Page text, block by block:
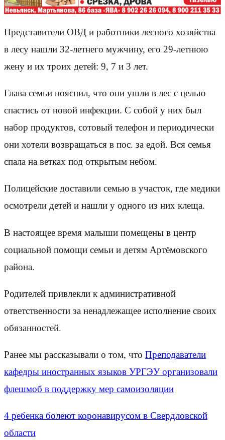
Представители ОВД и работники лесного хозяйства
в лесу нашли 32-летнего мужчину, его 29-летнюю
жену и их троих детей: 9, 7 и 3 лет.
Глава семьи пояснил, что они ушли в лес с целью
спастись от новой инфекции. С собой у них был
набор продуктов, сотовый телефон и периодически
они хотели возвращаться в пос. за едой. Вся семья
спала на ветках под открытым небом.
Полицейские доставили семью в участок, где медики
осмотрели детей и нашли у одного из них клеща.
В настоящее время малыши помещены в центр
социальной помощи семьи и детям Артёмовского
района.
Родителей привлекли к административной
ответственности за ненадлежащее исполнение своих
обязанностей.
Ранее мы рассказывали о том, что Преподаватели
кафедры иностранных языков УРГЭУ организовали
флешмоб в поддержку мер самоизоляции
4 ребенка болеют коронавирусом в Свердловской
области